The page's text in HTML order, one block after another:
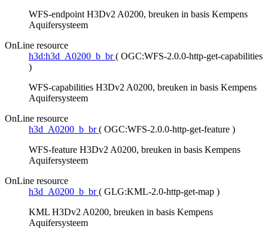
WFS-endpoint H3Dv2 A0200, breuken in basis Kempens
Aquifersysteem
OnLine resource
h3d:h3d_A0200_b_br ( OGC:WFS-2.0.0-http-get-capabilities
)
WFS-capabilities H3Dv2 A0200, breuken in basis Kempens
Aquifersysteem
OnLine resource
h3d_A0200_b_br ( OGC:WFS-2.0.0-http-get-feature )
WFS-feature H3Dv2 A0200, breuken in basis Kempens
Aquifersysteem
OnLine resource
h3d_A0200_b_br ( GLG:KML-2.0-http-get-map )
KML H3Dv2 A0200, breuken in basis Kempens
Aquifersysteem